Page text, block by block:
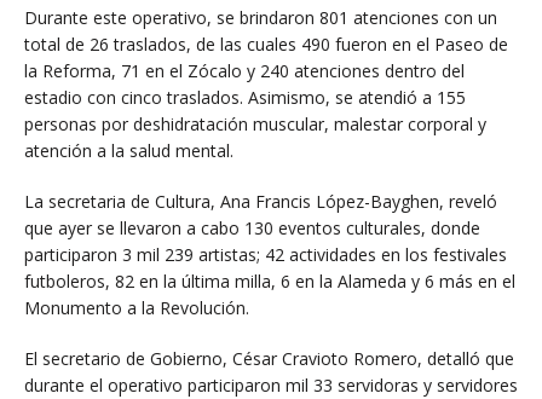
Durante este operativo, se brindaron 801 atenciones con un
total de 26 traslados, de las cuales 490 fueron en el Paseo de
la Reforma, 71 en el Zócalo y 240 atenciones dentro del
estadio con cinco traslados. Asimismo, se atendió a 155
personas por deshidratación muscular, malestar corporal y
atención a la salud mental.
La secretaria de Cultura, Ana Francis López-Bayghen, reveló
que ayer se llevaron a cabo 130 eventos culturales, donde
participaron 3 mil 239 artistas; 42 actividades en los festivales
futboleros, 82 en la última milla, 6 en la Alameda y 6 más en el
Monumento a la Revolución.
El secretario de Gobierno, César Cravioto Romero, detalló que
durante el operativo participaron mil 33 servidoras y servidores